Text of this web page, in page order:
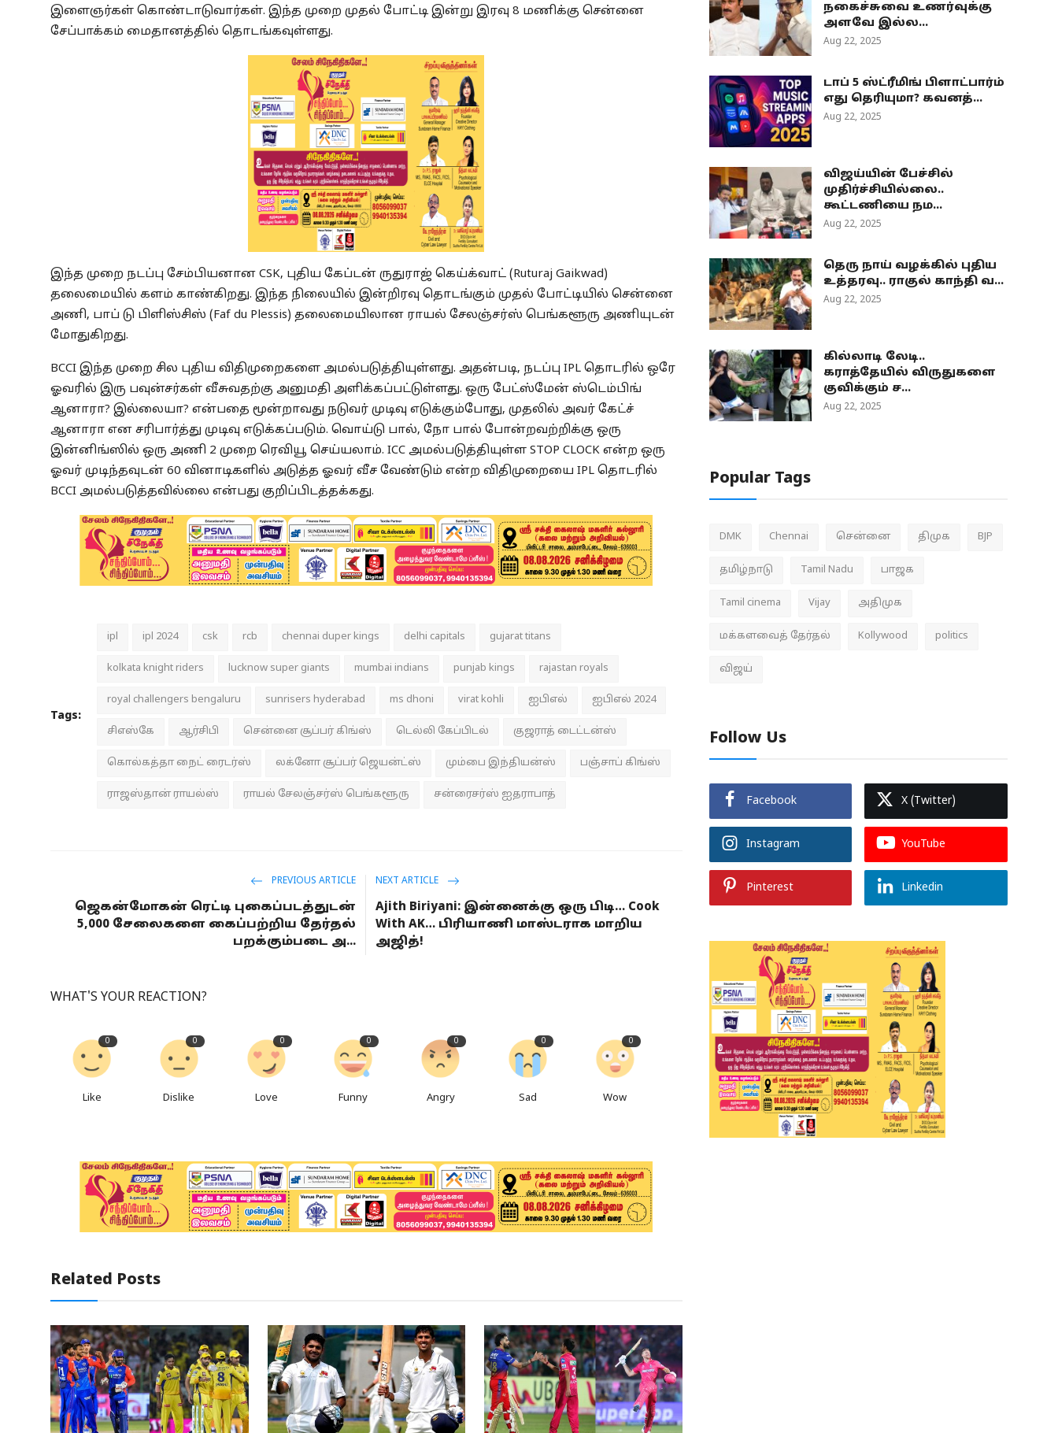
இளைஞர்கள் கொண்டாடுவார்கள். இந்த முறை முதல் போட்டி இன்று இரவு 8 மணிக்கு சென்னை
சேப்பாக்கம் மைதானத்தில் தொடங்கவுள்ளது.
இந்த முறை நடப்பு சேம்பியனான CSK, புதிய கேப்டன் ருதுராஜ் கெய்க்வாட் (Ruturaj Gaikwad)
தலைமையில் களம் காண்கிறது. இந்த நிலையில் இன்றிரவு தொடங்கும் முதல் போட்டியில் சென்னை
அணி, பாப் டு பிளிஸ்சிஸ் (Faf du Plessis) தலைமையிலான ராயல் சேலஞ்சர்ஸ் பெங்களூரு அணியுடன்
மோதுகிறது.
BCCI இந்த முறை சில புதிய விதிமுறைகளை அமல்படுத்தியுள்ளது. அதன்படி, நடப்பு IPL தொடரில் ஒரே
ஓவரில் இரு பவுன்சர்கள் வீசுவதற்கு அனுமதி அளிக்கப்பட்டுள்ளது. ஒரு பேட்ஸ்மேன் ஸ்டெம்பிங்
ஆனாரா? இல்லையா? என்பதை மூன்றாவது நடுவர் முடிவு எடுக்கும்போது, முதலில் அவர் கேட்ச்
ஆனாரா என சரிபார்த்து முடிவு எடுக்கப்படும். வொய்டு பால், நோ பால் போன்றவற்றிக்கு ஒரு
இன்னிங்ஸில் ஒரு அணி 2 முறை ரெவியூ செய்யலாம். ICC அமல்படுத்தியுள்ள STOP CLOCK என்ற ஒரு
ஓவர் முடிந்தவுடன் 60 வினாடிகளில் அடுத்த ஓவர் வீச வேண்டும் என்ற விதிமுறையை IPL தொடரில்
BCCI அமல்படுத்தவில்லை என்பது குறிப்பிடத்தக்கது.
Tags:
ipl ipl 2024 csk rcb chennai duper kings delhi capitals gujarat titans
kolkata knight riders lucknow super giants mumbai indians punjab kings rajastan royals
royal challengers bengaluru sunrisers hyderabad ms dhoni virat kohli ஐபிஎல் ஐபிஎல் 2024
சிஎஸ்கே ஆர்சிபி சென்னை சூப்பர் கிங்ஸ் டெல்லி கேப்பிடல் குஜராத் டைட்டன்ஸ்
கொல்கத்தா நைட் ரைடர்ஸ் லக்னோ சூப்பர் ஜெயன்ட்ஸ் மும்பை இந்தியன்ஸ் பஞ்சாப் கிங்ஸ்
ராஜஸ்தான் ராயல்ஸ் ராயல் சேலஞ்சர்ஸ் பெங்களூரு சன்ரைசர்ஸ் ஐதராபாத்
PREVIOUS ARTICLE
ஜெகன்மோகன் ரெட்டி புகைப்படத்துடன்
5,000 சேலைகளை கைப்பற்றிய தேர்தல்
பறக்கும்படை அ...
NEXT ARTICLE
Ajith Biriyani: இன்னைக்கு ஒரு பிடி… Cook
With AK… பிரியாணி மாஸ்டராக மாறிய
அஜித்!
WHAT'S YOUR REACTION?
0
Like
0
Dislike
0
Love
0
Funny
0
Angry
0
Sad
0
Wow
Related Posts
நகைச்சுவை உணர்வுக்கு
அளவே இல்ல...
Aug 22, 2025
டாப் 5 ஸ்ட்ரீமிங் பிளாட்பார்ம்
எது தெரியுமா? கவனத்...
Aug 22, 2025
விஜய்யின் பேச்சில்
முதிர்ச்சியில்லை..
கூட்டணியை நம...
Aug 22, 2025
தெரு நாய் வழக்கில் புதிய
உத்தரவு.. ராகுல் காந்தி வ...
Aug 22, 2025
கில்லாடி லேடி..
கராத்தேயில் விருதுகளை
குவிக்கும் ச...
Aug 22, 2025
Popular Tags
DMK Chennai சென்னை திமுக BJP
தமிழ்நாடு Tamil Nadu பாஜக
Tamil cinema Vijay அதிமுக
மக்களவைத் தேர்தல் Kollywood politics
விஜய்
Follow Us
Facebook X (Twitter)
Instagram YouTube
Pinterest Linkedin